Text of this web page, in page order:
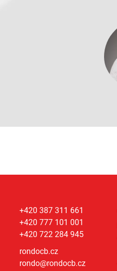
+420 387 311 661
+420 777 101 001
+420 722 284 945
rondocb.cz
rondo@rondocb.cz